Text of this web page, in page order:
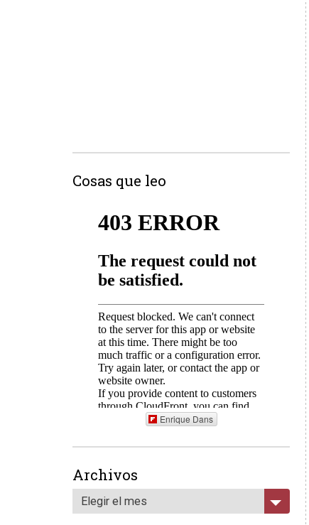
Cosas que leo
Enrique Dans
Archivos
Elegir el mes